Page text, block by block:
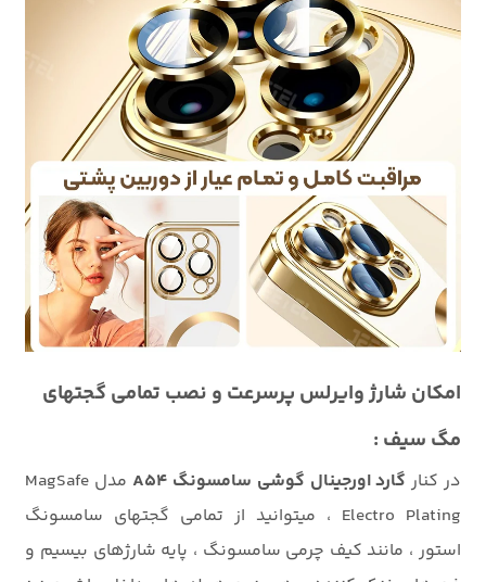
امکان شارژ وایرلس پرسرعت و نصب تمامی گجتهای
مگ سیف :
در کنار گارد اورجینال گوشی سامسونگ A54
مدل MagSafe
Electro Plating ، میتوانید از تمامی گجتهای سامسونگ
استور ، مانند کیف چرمی سامسونگ ، پایه شارژهای بیسیم و